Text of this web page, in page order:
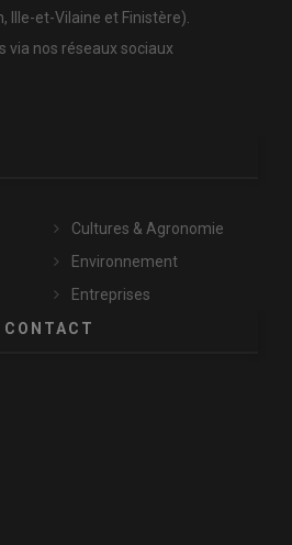
Ille-et-Vilaine et Finistère).
via nos réseaux sociaux
Cultures & Agronomie
Environnement
Entreprises
CONTACT